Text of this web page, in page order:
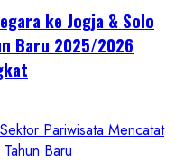
ke Jogja & Solo
Baru 2025/2026
Pariwisata Mencatat
Baru